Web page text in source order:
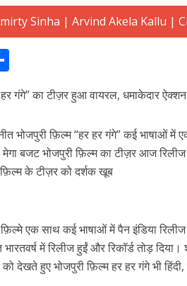
जानु हुआ रिलीज, दर्शकों का मिल रहा भरपूर प्यार
h
ar
e
हर गंगे” का टीज़र हुआ वायरल, धमाकेदार
भोजपुरी फ़िल्म “हर हर गंगे” कई भाषाओं में
बजट भोजपुरी फ़िल्म का टीज़र आज रिलीज
के टीज़र को दर्शक खूब
एक साथ कई भाषाओं में पैन इंडिया रिलीज
में रिलीज हुईं और रिकॉर्ड तोड़
देखते हुए भोजपुरी फ़िल्म हर हर गंगे भी